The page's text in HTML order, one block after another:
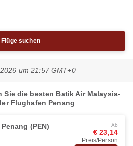
Flüge suchen
um 21:57 GMT+0
Sie die besten Batik Air Malaysia-
Flughafen Penang
Penang (PEN) Ab
€ 23,14
Preis/Person